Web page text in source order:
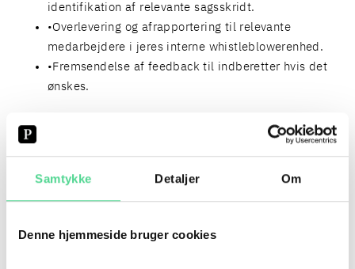
Samtykke Detaljer Om
Denne hjemmeside bruger cookies
identifikation af relevante sagsskridt.
Overlevering og afrapportering til relevante
medarbejdere i jeres interne whistleblowerenhed.
Fremsendelse af feedback til indberetter hvis det
ønskes.
af størrelsen af jeres arbejdsplads. Ønsker I et
uforpligtende tilbud eller en uforpligtende drøftelse af
vores whistleblowerløsning, herunder en kort
demonstration af
velkomne til at kontakteHanne Marthine Frederiksen